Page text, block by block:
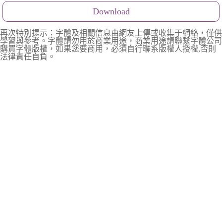
Download
再次特別提示：字體及相關信息由網友上傳或收集于網絡，僅供
學習與參考。字體請勿用於商業用途，商業用途請聯繫字體公司
購買字體版權，如果您要商用，必須自行聯系版權人授權,否則
法律責任自負。